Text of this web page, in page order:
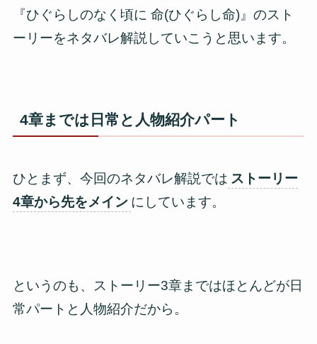
『ひぐらしのなく頃に 命(ひぐらし命)』のスト
ーリーをネタバレ解説していこうと思います。
4章までは日常と人物紹介パート
ひとまず、今回のネタバレ解説では ストーリー
4章から先をメイン にしています。
というのも、ストーリー3章まではほとんどが日
常パートと人物紹介だから。